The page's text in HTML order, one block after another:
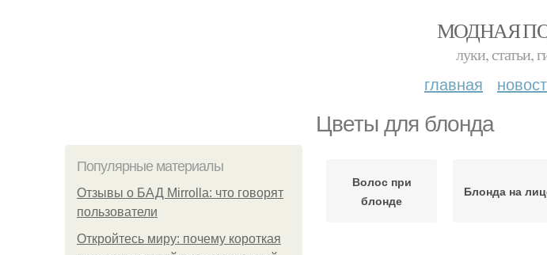
МОДНАЯ
луки, статьи,
главная
Цветы для блонда
Популярные материалы
Отзывы о БАД Mirrolla: что говорят
пользователи
Откройтесь миру: почему короткая
Волос при
блонде
Блонда на